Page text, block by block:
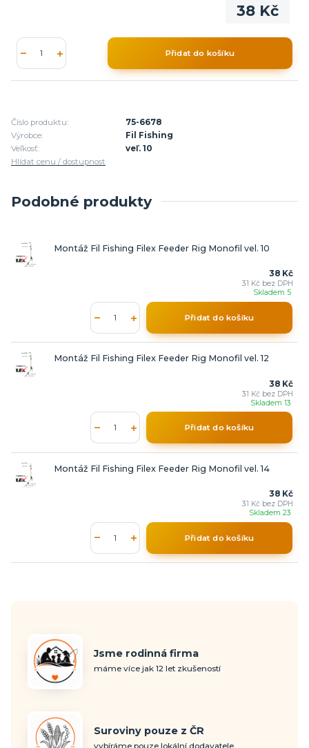
38 Kč
Přidat do košíku
Číslo produktu:
75-6678
Výrobce:
Fil Fishing
Veľkosť:
veľ. 10
Hlídat cenu / dostupnost
Podobné produkty
Montáž Fil Fishing Filex Feeder Rig Monofil vel. 10
38 Kč
31 Kč bez DPH
Skladem 5
Přidat do košíku
Montáž Fil Fishing Filex Feeder Rig Monofil vel. 12
38 Kč
31 Kč bez DPH
Skladem 13
Přidat do košíku
Montáž Fil Fishing Filex Feeder Rig Monofil vel. 14
38 Kč
31 Kč bez DPH
Skladem 23
Přidat do košíku
Jsme rodinná firma
máme více jak 12 let zkušeností
Suroviny pouze z ČR
vybíráme pouze lokální dodavatele